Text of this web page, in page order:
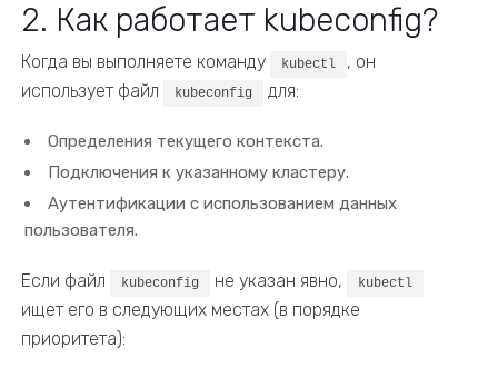
2. Как работает kubeconfig?
Когда вы выполняете команду kubectl
, он
использует файл
kubeconfig для:
Определения текущего контекста.
Подключения к указанному кластеру.
Аутентификации с использованием данных
пользователя.
Если файл kubeconfig не указан явно, kubectl
ищет его в следующих местах (в порядке
приоритета):